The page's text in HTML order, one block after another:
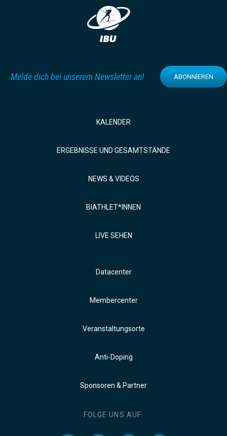
Melde dich bei unserem Newsletter an! ABONNIEREN
KALENDER
ERGEBNISSE UND GESAMTSTÄNDE
NEWS & VIDEOS
BIATHLET*INNEN
LIVE SEHEN
Datacenter
Membercenter
Veranstaltungsorte
Anti-Doping
Sponsoren & Partner
FOLGE UNS AUF: